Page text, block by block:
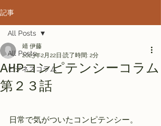
記事
All Posts
ビジネスコラム
All Posts
AHPコンピテンシーコラム
第２３話
靖 伊藤
2023年2月22日 読了時間: 2分
日常で気がついたコンピテンシー。